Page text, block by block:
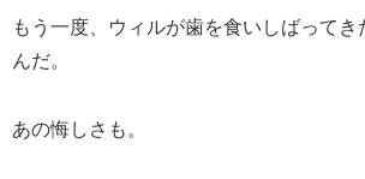
もう一度、ウィルが歯を食いしばってき
んだ。
あの悔しさも。